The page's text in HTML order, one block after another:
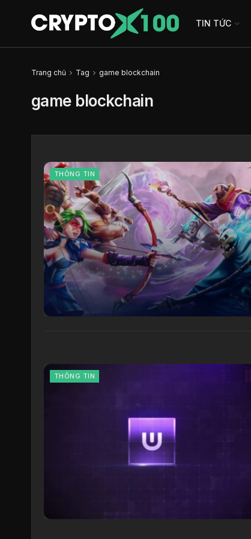
TIN TỨC
Trang chủ Tag game blockchain
game blockchain
THÔNG TIN
THÔNG TIN